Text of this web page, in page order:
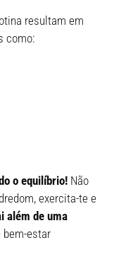
resultam em
como:
o equilíbrio! Não
exercita-te e
além de uma
bem-estar